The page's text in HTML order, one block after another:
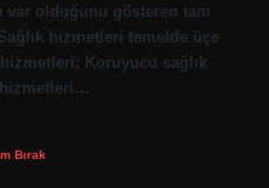
olduğunu gösteren tam
hizmetleri temelde üçe
Koruyucu sağlık
hizmetleri…
Bırak